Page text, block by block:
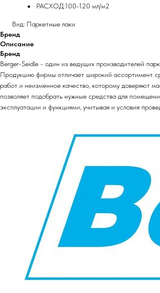
РАСХОД:100-120 мл/м2
Вид: Паркетные лаки
Бренд
Описание
Бренд
Berger-Seidle - один из ведущих производителей
Продукцию фирмы отличает широкий ассортимент
работ и неизменное качество, которому доверяют
позволяет подобрать нужные средства для
эксплуатации и функциями, учитывая и условия